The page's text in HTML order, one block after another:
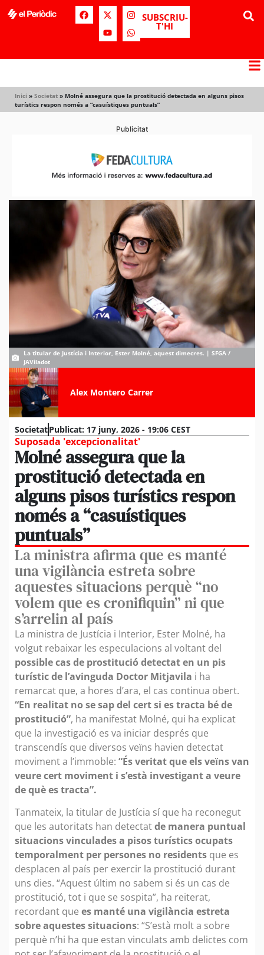
SUBSCRIU-
T'HI
Inici » Societat » Molné assegura que la prostitució detectada en alguns pisos
turístics respon només a “casuístiques puntuals”
Publicitat
La titular de Justícia i Interior, Ester Molné, aquest dimecres. | SFGA /
JAViladot
Alex Montero Carrer
SocietatPublicat: 17 juny, 2026 - 19:06 CEST
Suposada 'excepcionalitat'
Molné assegura que la
prostitució detectada en
alguns pisos turístics respon
només a “casuístiques
puntuals”
La ministra afirma que es manté
una vigilància estreta sobre
aquestes situacions perquè “no
volem que es cronifiquin” ni que
s’arrelin al país
La ministra de Justícia i Interior, Ester Molné, ha
volgut rebaixar les especulacions al voltant del
possible cas de prostitució detectat en un pis
turístic de l’avinguda Doctor Mitjavila i ha
remarcat que, a hores d’ara, el cas continua obert.
“En realitat no se sap del cert si es tracta bé de
prostitució”, ha manifestat Molné, qui ha explicat
que la investigació es va iniciar després que
transcendís que diversos veïns havien detectat
moviment a l’immoble: “És veritat que els veïns van
veure cert moviment i s’està investigant a veure
de què es tracta”.
Tanmateix, la titular de Justícia sí que ha reconegut
que les autoritats han detectatde manera puntual
situacions vinculades a pisos turístics ocupats
temporalment per persones no residents que es
desplacen al país per exercir la prostitució durant
uns dies. “Aquest últim no sabem si és un cas de
prostitució, tot i que se sospita”, ha reiterat,
recordant que es manté una vigilància estreta
sobre aquestes situacions: “S’està molt a sobre
perquè n’hi ha que estan vinculats amb delictes com